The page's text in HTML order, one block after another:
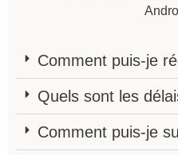
Comment puis-je
Quels sont les
Comment puis-je